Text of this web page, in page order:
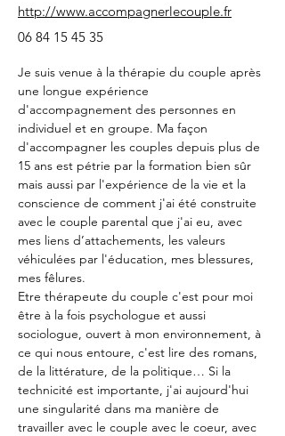
http://www.accompagnerlecouple.fr
06 84 15 45 35
Je suis venue à la thérapie du couple après
une longue expérience
d'accompagnement des personnes en
individuel et en groupe. Ma façon
d'accompagner les couples depuis plus de
15 ans est pétrie par la formation bien sûr
mais aussi par l'expérience de la vie et la
conscience de comment j'ai été construite
avec le couple parental que j'ai eu, avec
mes liens d’attachements, les valeurs
véhiculées par l'éducation, mes blessures,
mes fêlures.
Etre thérapeute du couple c'est pour moi
être à la fois psychologue et aussi
sociologue, ouvert à mon environnement, à
ce qui nous entoure, c'est lire des romans,
de la littérature, de la politique… Si la
technicité est importante, j'ai aujourd'hui
une singularité dans ma manière de
travailler avec le couple avec le coeur, avec